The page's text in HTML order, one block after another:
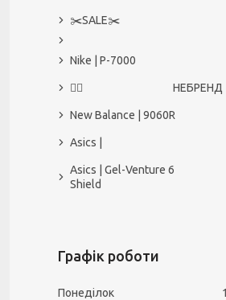
✂️SALE✂️
Nike | P-7000
🙅‍♀️ НЕБРЕНД
New Balance | 9060R
Asics |
Asics | Gel-Venture 6
Графік роботи
Понеділок